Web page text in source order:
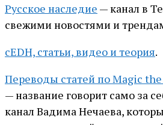
Русское наследие — канал в
свежими новостями и
сEDH, статьи, видео и теория.
Переводы статей по Magic
— название говорит само за
канал Вадима Нечаева,